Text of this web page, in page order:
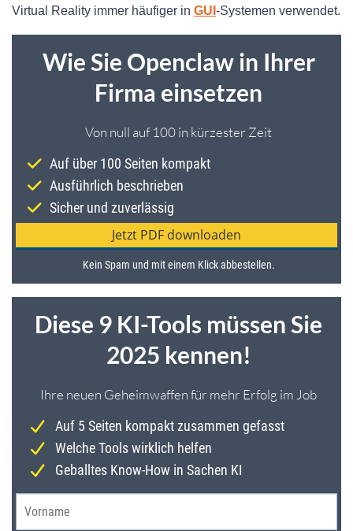
Virtual Reality immer häufiger in GUI -Systemen verwendet.